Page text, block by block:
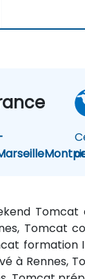
Tomcat
à Rennes,